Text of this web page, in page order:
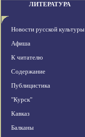
ЛИТЕРАТУРА
Новости русской культуры
Афиша
К читателю
Содержание
Публицистика
"Курск"
Кавказ
Балканы